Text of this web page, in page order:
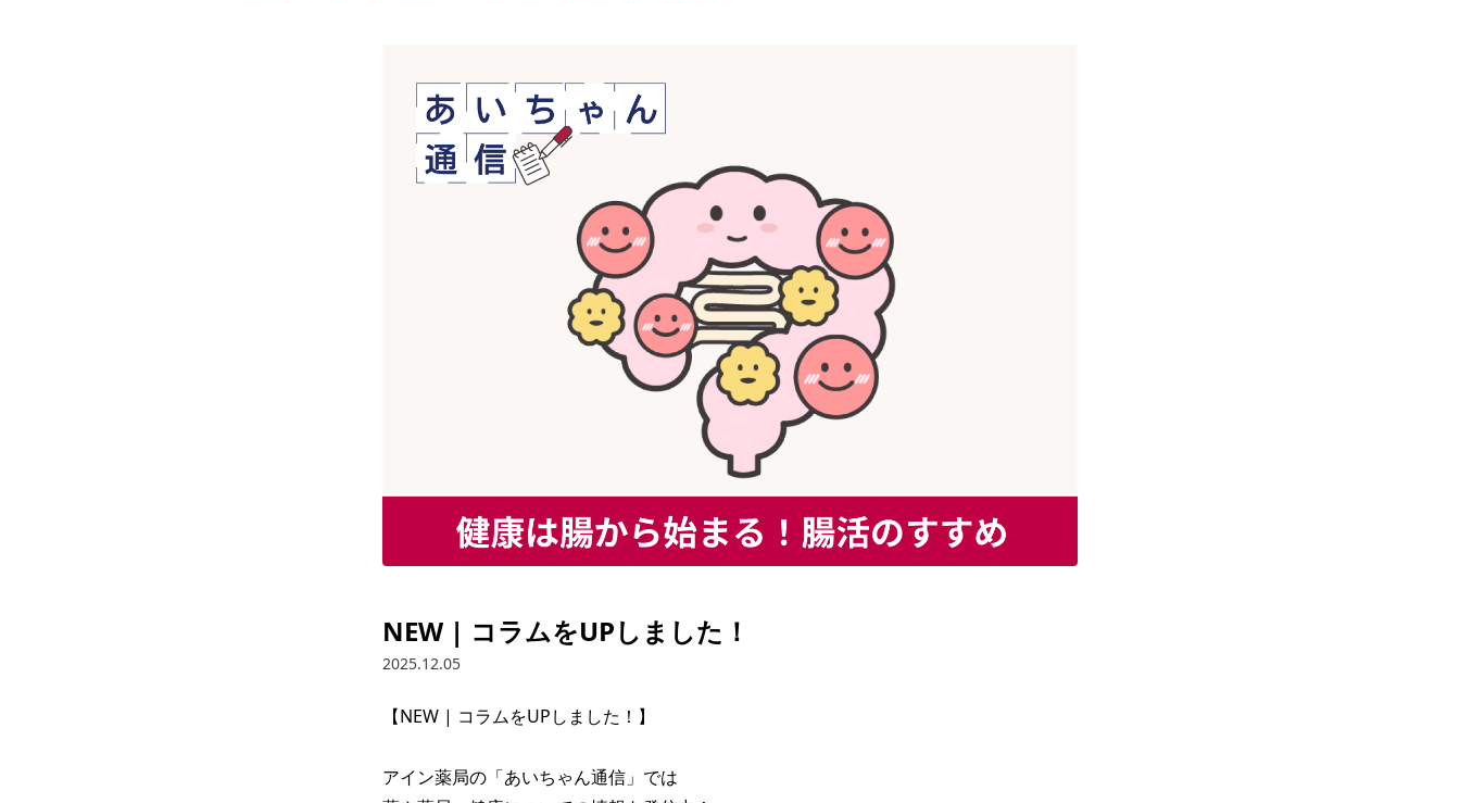
NEW | コラムをUPしました！
2025.12.05
【NEW | コラムをUPしました！】
アイン薬局の「あいちゃん通信」では